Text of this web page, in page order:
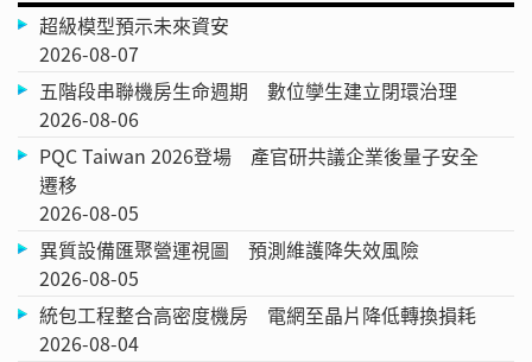
超級模型預示未來資安
2026-08-07
五階段串聯機房生命週期 數位孿生建立閉環治理
2026-08-06
PQC Taiwan 2026登場 產官研共議企業後量子安全
遷移
2026-08-05
異質設備匯聚營運視圖 預測維護降失效風險
2026-08-05
統包工程整合高密度機房 電網至晶片降低轉換損耗
2026-08-04